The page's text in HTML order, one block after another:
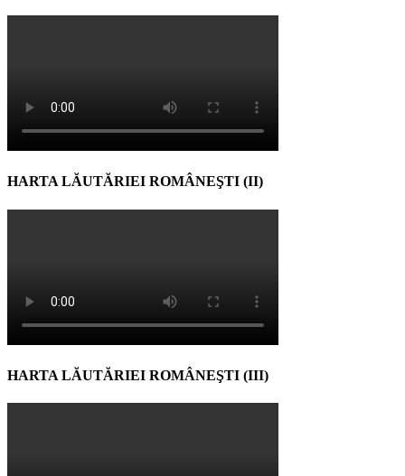
HARTA LĂUTĂRIEI ROMÂNEŞTI (II)
HARTA LĂUTĂRIEI ROMÂNEŞTI (III)